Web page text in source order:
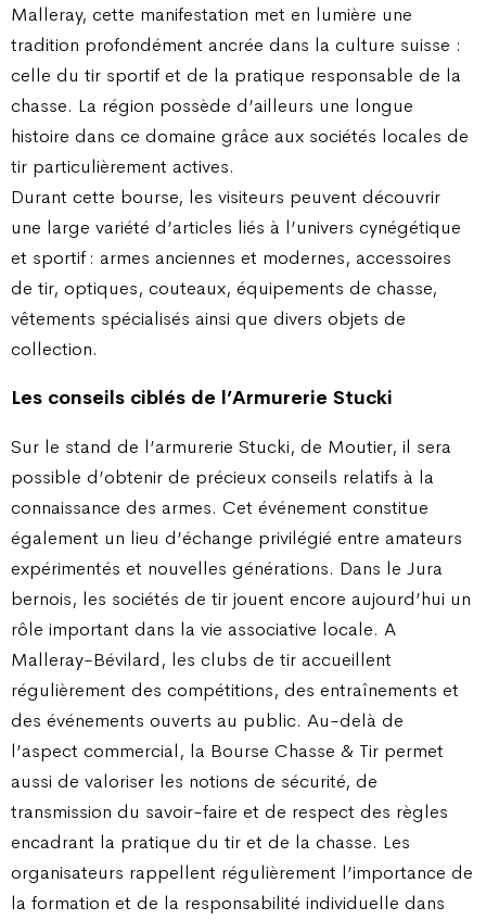
Malleray, cette manifestation met en lumière une
tradition profondément ancrée dans la culture suisse :
celle du tir sportif et de la pratique responsable de la
chasse. La région possède d’ailleurs une longue
histoire dans ce domaine grâce aux sociétés locales de
tir particulièrement actives.
Durant cette bourse, les visiteurs peuvent découvrir
une large variété d’articles liés à l’univers cynégétique
et sportif : armes anciennes et modernes, accessoires
de tir, optiques, couteaux, équipements de chasse,
vêtements spécialisés ainsi que divers objets de
collection.
Les conseils ciblés de l’Armurerie Stucki
Sur le stand de l’armurerie Stucki, de Moutier, il sera
possible d’obtenir de précieux conseils relatifs à la
connaissance des armes. Cet événement constitue
également un lieu d’échange privilégié entre amateurs
expérimentés et nouvelles générations. Dans le Jura
bernois, les sociétés de tir jouent encore aujourd’hui un
rôle important dans la vie associative locale. A
Malleray-Bévilard, les clubs de tir accueillent
régulièrement des compétitions, des entraînements et
des événements ouverts au public. Au-delà de
l’aspect commercial, la Bourse Chasse & Tir permet
aussi de valoriser les notions de sécurité, de
transmission du savoir-faire et de respect des règles
encadrant la pratique du tir et de la chasse. Les
organisateurs rappellent régulièrement l’importance de
la formation et de la responsabilité individuelle dans